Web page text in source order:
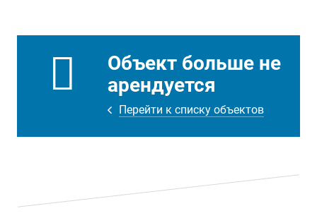
Объект больше не
арендуется
Перейти к списку объектов